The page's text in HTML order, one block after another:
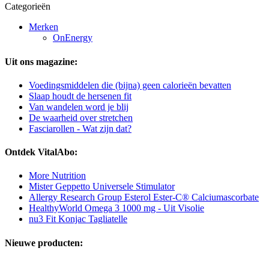
Categorieën
Merken
OnEnergy
Uit ons magazine:
Voedingsmiddelen die (bijna) geen calorieën bevatten
Slaap houdt de hersenen fit
Van wandelen word je blij
De waarheid over stretchen
Fasciarollen - Wat zijn dat?
Ontdek VitalAbo:
More Nutrition
Mister Geppetto Universele Stimulator
Allergy Research Group Esterol Ester-C® Calciumascorbate
HealthyWorld Omega 3 1000 mg - Uit Visolie
nu3 Fit Konjac Tagliatelle
Nieuwe producten: